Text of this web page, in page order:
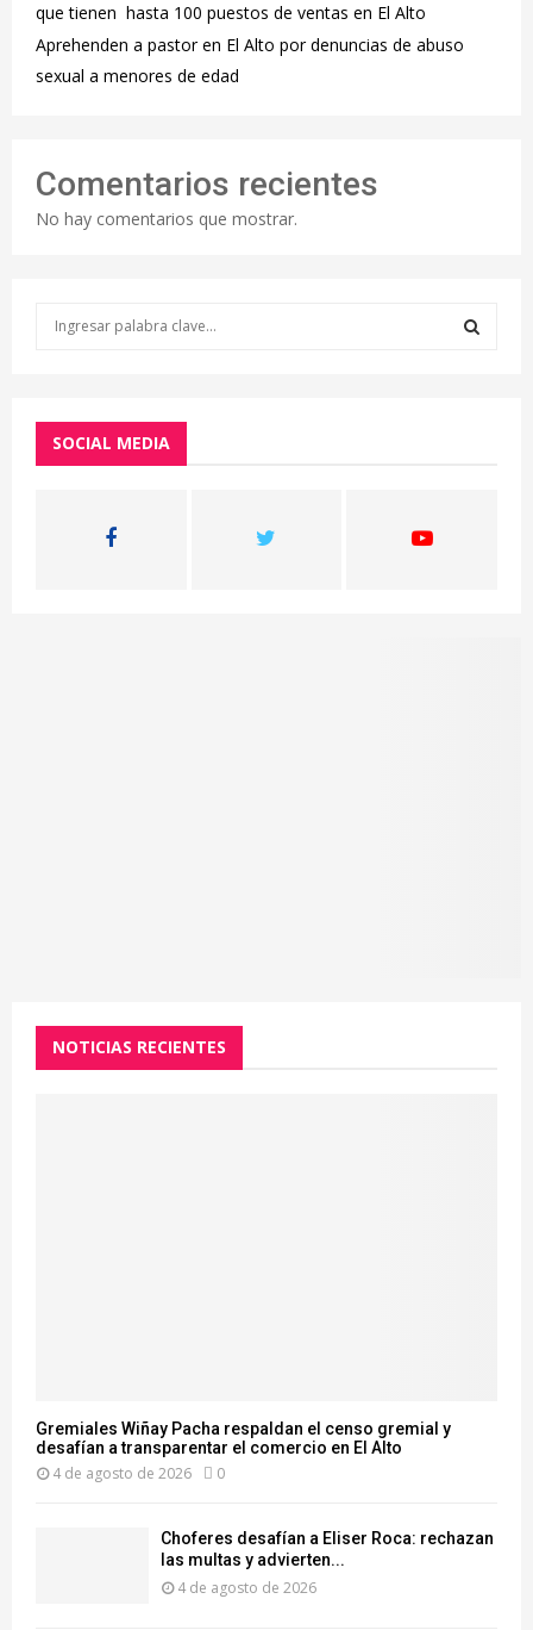
que tienen hasta 100 puestos de ventas en El Alto
Aprehenden a pastor en El Alto por denuncias de abuso
sexual a menores de edad
Comentarios recientes
No hay comentarios que mostrar.
f
SOCIAL MEDIA
NOTICIAS RECIENTES
Gremiales Wiñay Pacha respaldan el censo gremial y
desafían a transparentar el comercio en El Alto
4 de agosto de 2026 0
Choferes desafían a Eliser Roca: rechazan
las multas y advierten...
4 de agosto de 2026